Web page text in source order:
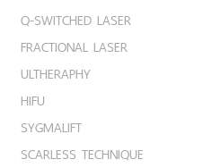
Q-SWITCHED LASER
FRACTIONAL LASER
ULTHERAPHY
HIFU
SYGMALIFT
SCARLESS TECHNIQUE